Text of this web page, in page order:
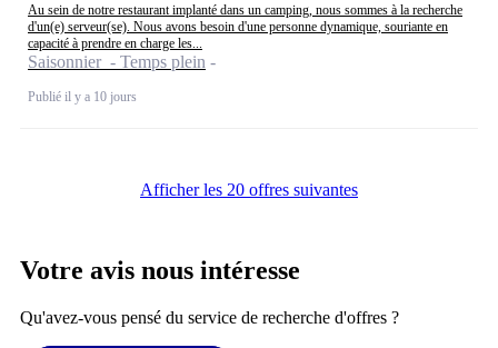
Au sein de notre restaurant implanté dans un camping, nous sommes à la recherche
d'un(e) serveur(se). Nous avons besoin d'une personne dynamique, souriante en
capacité à prendre en charge les...
Saisonnier - Temps plein
Publié il y a 10 jours
Afficher les 20 offres suivantes
Votre avis nous intéresse
Qu'avez-vous pensé du service de recherche d'offres ?